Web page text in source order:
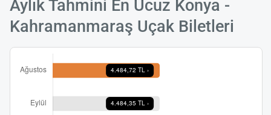
Aylık Tahmini En Ucuz Konya -
Kahramanmaraş Uçak Biletleri